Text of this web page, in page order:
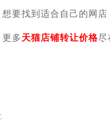
要找到适合自己的网
更多天猫店铺转让价格尽